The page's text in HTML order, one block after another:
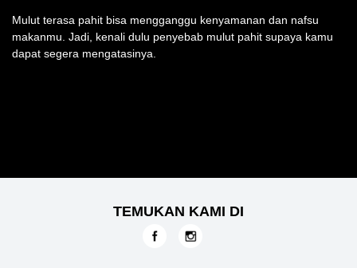
Mulut terasa pahit bisa mengganggu kenyamanan dan nafsu
makanmu. Jadi, kenali dulu penyebab mulut pahit supaya kamu
dapat segera mengatasinya.
TEMUKAN KAMI DI